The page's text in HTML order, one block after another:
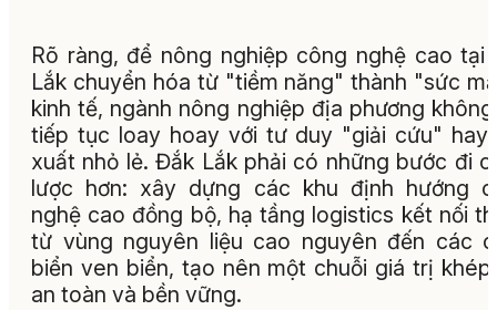
Rõ ràng, để nông nghiệp công nghệ cao tại
Lắk chuyển hóa từ "tiềm năng" thành "sức
kinh tế, ngành nông nghiệp địa phương
tiếp tục loay hoay với tư duy "giải cứu" hay
xuất nhỏ lẻ. Đắk Lắk phải có những bước đi
lược hơn: xây dựng các khu định hướng
nghệ cao đồng bộ, hạ tầng logistics kết nối
từ vùng nguyên liệu cao nguyên đến các
biển ven biển, tạo nên một chuỗi giá trị khép
an toàn và bền vững.